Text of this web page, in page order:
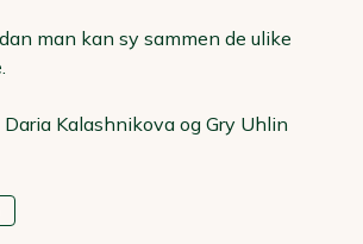
man kan sy sammen de ulike
Daria Kalashnikova og Gry Uhlin